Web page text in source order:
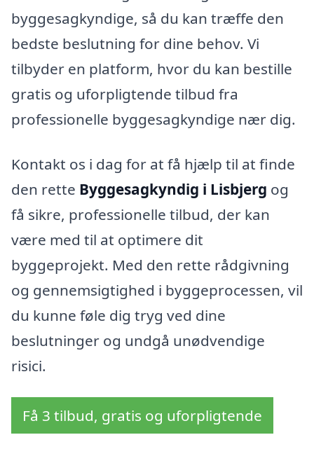
byggesagkyndige, så du kan træffe den
bedste beslutning for dine behov. Vi
tilbyder en platform, hvor du kan bestille
gratis og uforpligtende tilbud fra
professionelle byggesagkyndige nær dig.
Kontakt os i dag for at få hjælp til at finde
den rette Byggesagkyndig i Lisbjerg og
få sikre, professionelle tilbud, der kan
være med til at optimere dit
byggeprojekt. Med den rette rådgivning
og gennemsigtighed i byggeprocessen, vil
du kunne føle dig tryg ved dine
beslutninger og undgå unødvendige
risici.
Få 3 tilbud, gratis og uforpligtende